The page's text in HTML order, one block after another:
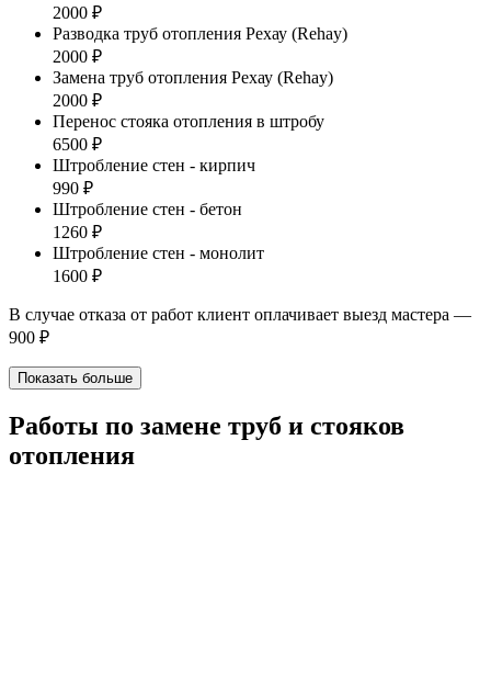
2000 ₽
Разводка труб отопления Рехау (Rehay)
2000 ₽
Замена труб отопления Рехау (Rehay)
2000 ₽
Перенос стояка отопления в штробу
6500 ₽
Штробление стен - кирпич
990 ₽
Штробление стен - бетон
1260 ₽
Штробление стен - монолит
1600 ₽
В случае отказа от работ клиент оплачивает выезд мастера —
900 ₽
Показать больше
Работы по замене труб и стояков
отопления